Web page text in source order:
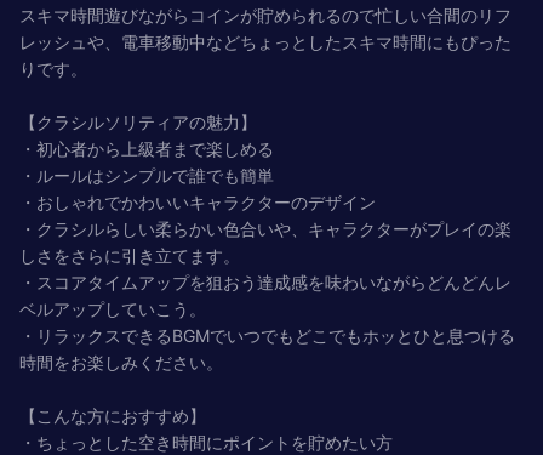
スキマ時間遊びながらコインが貯められるので忙しい合間のリフ
レッシュや、電車移動中などちょっとしたスキマ時間にもぴった
りです。
【クラシルソリティアの魅力】
・初心者から上級者まで楽しめる
・ルールはシンプルで誰でも簡単
・おしゃれでかわいいキャラクターのデザイン
・クラシルらしい柔らかい色合いや、キャラクターがプレイの楽
しさをさらに引き立てます。
・スコアタイムアップを狙おう達成感を味わいながらどんどんレ
ベルアップしていこう。
・リラックスできるBGMでいつでもどこでもホッとひと息つける
時間をお楽しみください。
【こんな方におすすめ】
・ちょっとした空き時間にポイントを貯めたい方